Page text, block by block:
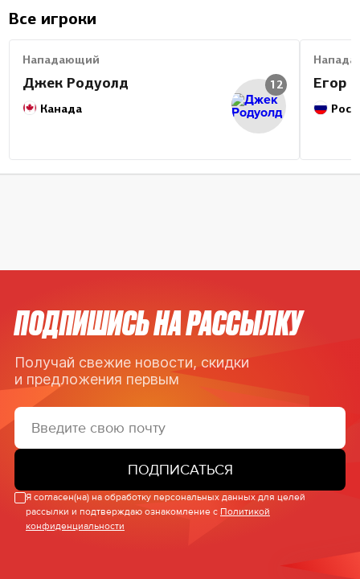
Все игроки
Нападающий
Джек Родуолд
Канада
12 Егор
ПОДПИШИСЬ НА РАССЫЛКУ
Получай свежие новости, скидки
и предложения первым
ПОДПИСАТЬСЯ
Я согласен(на) на обработку персональных данных для целей
рассылки и подтверждаю ознакомление с Политикой
конфиденциальности